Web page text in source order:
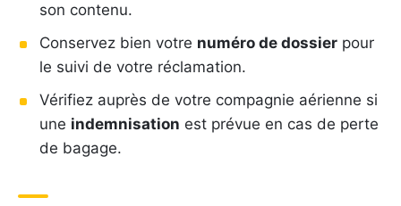
son contenu.
Conservez bien votre numéro de dossier pour
le suivi de votre réclamation.
Vérifiez auprès de votre compagnie aérienne si
une indemnisation est prévue en cas de perte
de bagage.